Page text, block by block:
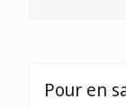
Pour en